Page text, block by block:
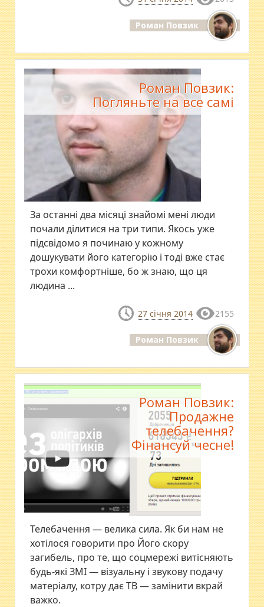
Роман Повзик
Роман Повзик:
Погляньте на все самі
За останні два місяці знайомі мені люди
почали ділитися на три типи. Якось уже
підсвідомо я починаю у кожному
дошукувати його категорію і тоді вже стає
трохи комфортніше, бо ж знаю, що ця
людина ...
27 січня 2014 2155
Роман Повзик
Роман Повзик:
Продажне
телебачення?
Фінансуй чесне!
Телебачення — велика сила. Як би нам не
хотілося говорити про Його скору
загибель, про те, що соцмережі витісняють
будь-які ЗМІ — візуальну і звукову подачу
матеріалу, котру дає ТВ — замінити вкрай
важко.